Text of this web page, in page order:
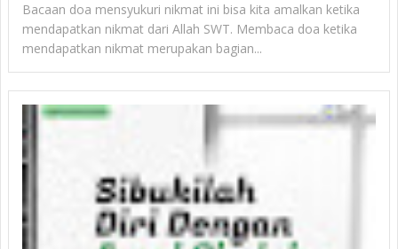
Bacaan doa mensyukuri nikmat ini bisa kita amalkan ketika
mendapatkan nikmat dari Allah SWT. Membaca doa ketika
mendapatkan nikmat merupakan bagian...